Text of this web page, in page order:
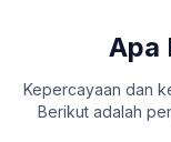
Apa
Kepercayaan dan
Berikut adalah